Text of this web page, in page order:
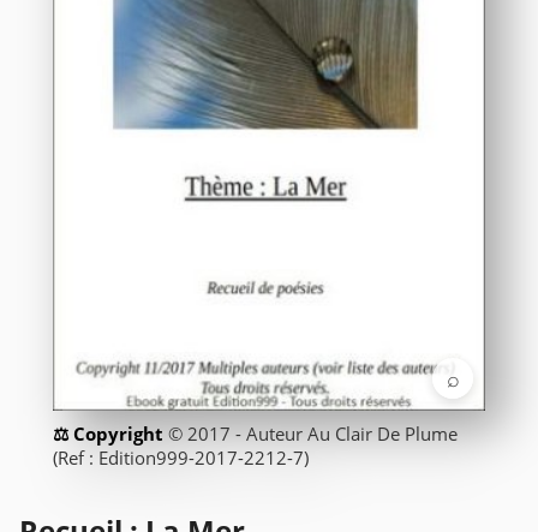
⌕
© 2017 - Auteur Au Clair De Plume
(Ref : Edition999-2017-2212-7)